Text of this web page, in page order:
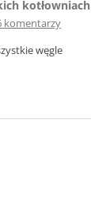
kotłowniach
komentarzy
węgle